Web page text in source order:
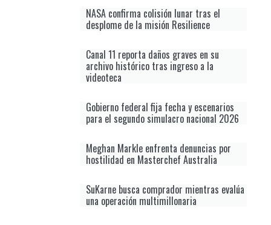
NASA confirma colisión lunar tras el
desplome de la misión Resilience
Canal 11 reporta daños graves en su
archivo histórico tras ingreso a la
videoteca
Gobierno federal fija fecha y escenarios
para el segundo simulacro nacional 2026
Meghan Markle enfrenta denuncias por
hostilidad en Masterchef Australia
SuKarne busca comprador mientras evalúa
una operación multimillonaria